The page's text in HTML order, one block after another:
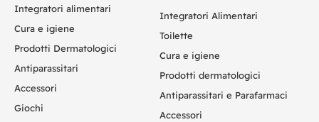
Integratori alimentari
Cura e igiene
Prodotti Dermatologici
Antiparassitari
Accessori
Giochi
Integratori Alimentari
Toilette
Cura e igiene
Prodotti dermatologici
Antiparassitari e Parafarmaci
Accessori